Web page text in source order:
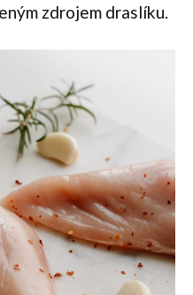
zdrojem draslíku.